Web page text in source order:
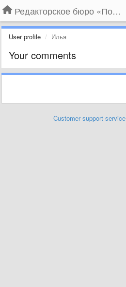
Редакторское бюро «По правилам»
User profile Илья
Your comments
Customer support service